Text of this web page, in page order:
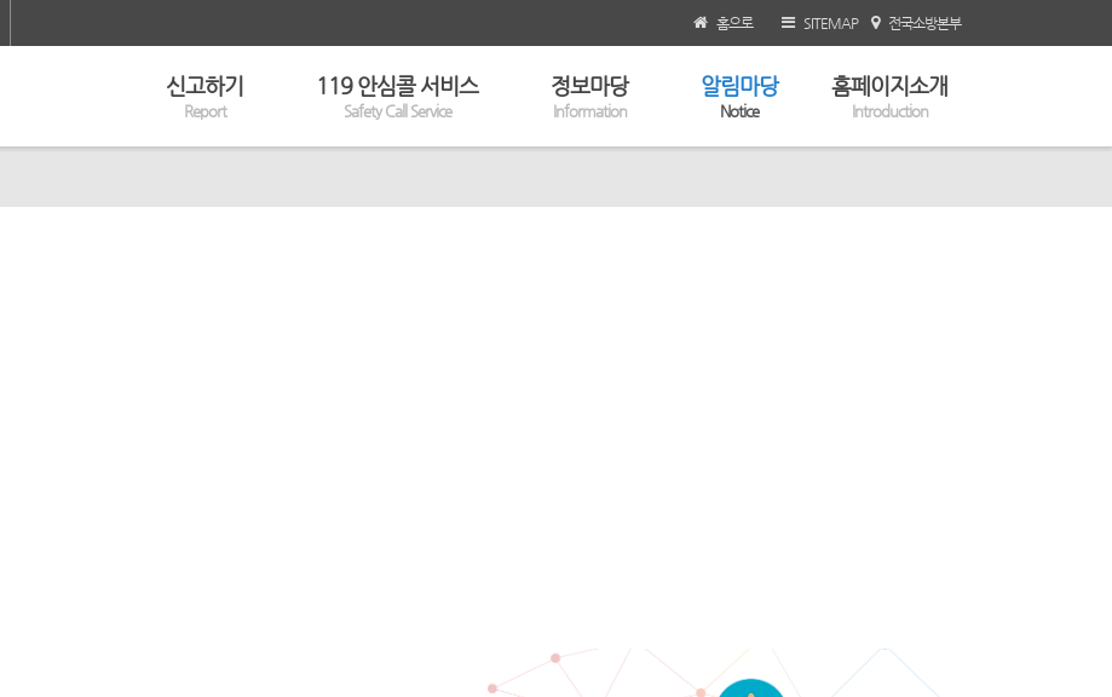
홈으로 SITEMAP 전국소방본부
신고하기
Report
119 안심콜 서비스
Safety Call Service
정보마당
Information
알림마당
Notice
홈페이지소개
Introduction